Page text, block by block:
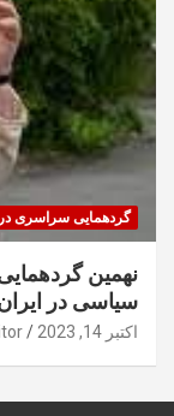
گردهمایی سراسری
نهمین
سیاسی در
اکتبر 14, 2023